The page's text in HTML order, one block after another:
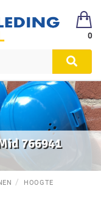
0
766941
HOOGTE